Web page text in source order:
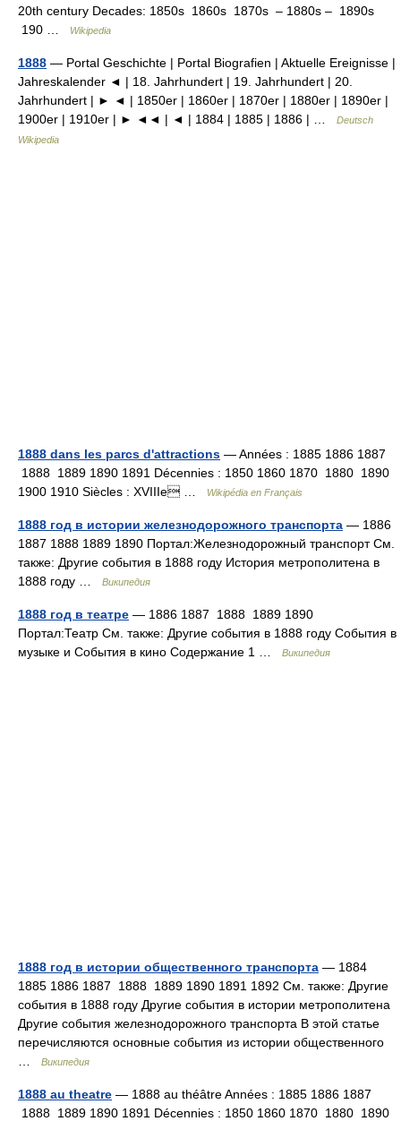
20th century Decades: 1850s 1860s 1870s – 1880s – 1890s
190 …
Wikipedia
1888 — Portal Geschichte | Portal Biografien | Aktuelle Ereignisse |
Jahreskalender ◄ | 18. Jahrhundert | 19. Jahrhundert | 20.
Jahrhundert | ► ◄ | 1850er | 1860er | 1870er | 1880er | 1890er |
1900er | 1910er | ► ◄◄ | ◄ | 1884 | 1885 | 1886 | …
Deutsch
Wikipedia
1888 dans les parcs d'attractions — Années : 1885 1886 1887
1888 1889 1890 1891 Décennies : 1850 1860 1870 1880 1890
1900 1910 Siècles : XVIIIe …
Wikipédia en Français
1888 год в истории железнодорожного транспорта — 1886
1887 1888 1889 1890 Портал:Железнодорожный транспорт См.
также: Другие события в 1888 году История метрополитена в
1888 году …
Википедия
1888 год в театре — 1886 1887 1888 1889 1890
Портал:Театр См. также: Другие события в 1888 году События в
музыке и События в кино Содержание 1 …
Википедия
1888 год в истории общественного транспорта — 1884
1885 1886 1887 1888 1889 1890 1891 1892 См. также: Другие
события в 1888 году Другие события в истории метрополитена
Другие события железнодорожного транспорта В этой статье
перечисляются основные события из истории общественного
Википедия
1888 au theatre — 1888 au théâtre Années : 1885 1886 1887
1888 1889 1890 1891 Décennies : 1850 1860 1870 1880 1890